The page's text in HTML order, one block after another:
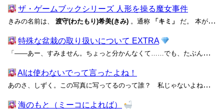
ザ・ゲームブックシリーズ 人形を操る魔女事件
きみの名前は、 渡守(わたもり)希美(きみ) 。通称 「キミ」 だ。 本が好きで、遊ぶことも好き、元気が取り柄の、ごく普通の四年生だ。 さて、町のあちこちで人形がひとりでに姿を消してしまった「消えた人形事件」...
特殊な盆栽の取り扱いについて EXTRA
「――あー、すみません。ちょっと分かんなくて……でも、たぶん面白いです！」 「どちらをお探しですか？ あ、催眠モノならこっちの箱にまとめてありますので」 上から「えらべる！同人誌詰め合わせセット」というラベルを貼った古い段ボール箱を差し出すと、大きなリュックを背負った黒いシャ...
AIは使わないでって言ったよね！
あのさ、しずく。この写真に写ってるのって誰？ 私じゃないよね。見たことない人だけど、もしかして浮気してる？ ここのイルミネーション、昨日2人で行ったばっかりなのに。今日は別の女を連れて行ったんだね。そんなに気に入ったなら、私と行けばいいじゃん。今日クリスマスだよ？ なんで言ってく...
海のもと（ミーコによれば）